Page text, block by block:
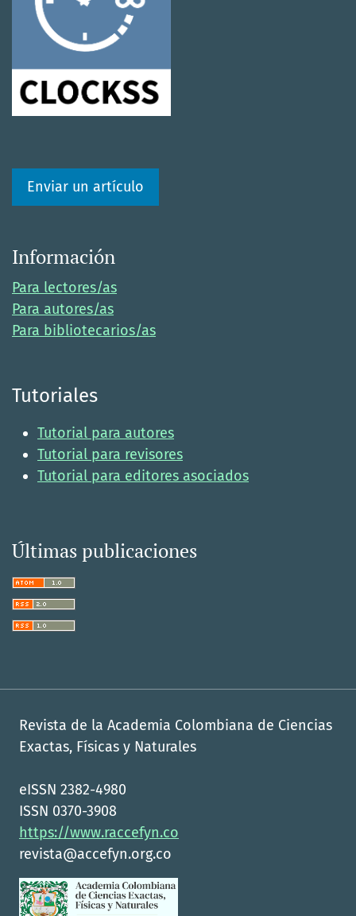
Enviar un artículo
Información
Para lectores/as
Para autores/as
Para bibliotecarios/as
Tutoriales
Tutorial para autores
Tutorial para revisores
Tutorial para editores asociados
Últimas publicaciones
Revista de la Academia Colombiana de Ciencias
Exactas, Físicas y Naturales
eISSN 2382-4980
ISSN 0370-3908
https://www.raccefyn.co
revista@accefyn.org.co